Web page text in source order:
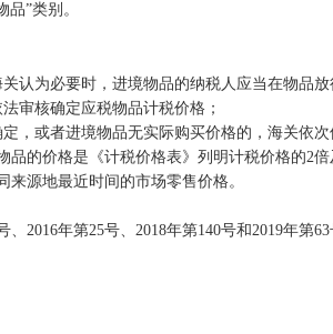
”类别。
为必要时，进境物品的纳税人应当在物品
审核确定应税物品计税价格；
或者进境物品无实际购买价格的，海关依次
价格是《计税价格表》列明计税价格的2倍
源地最近时间的市场零售价格。
年第25号、2018年第140号和2019年第63